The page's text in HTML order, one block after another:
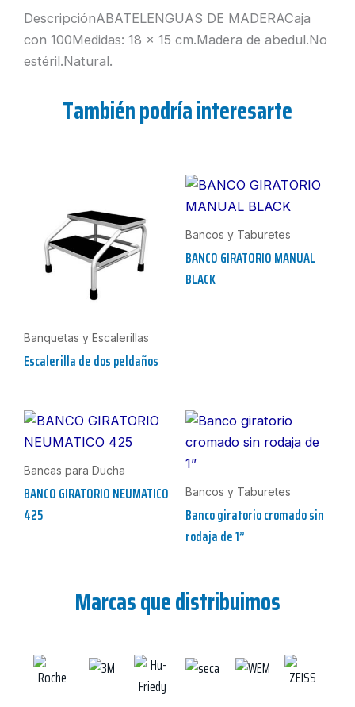
DescripciónABATELENGUAS DE MADERACaja
con 100Medidas: 18 x 15 cm.Madera de abedul.No
estéril.Natural.
También podría interesarte
Banquetas y Escalerillas
Escalerilla de dos peldaños
Bancos y Taburetes
BANCO GIRATORIO MANUAL
BLACK
Bancas para Ducha
BANCO GIRATORIO NEUMATICO
425
Bancos y Taburetes
Banco giratorio cromado sin
rodaja de 1”
Marcas que distribuimos